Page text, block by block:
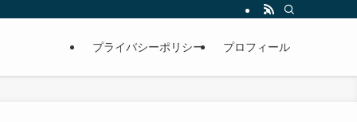
プライバシーポリシー プロフィール